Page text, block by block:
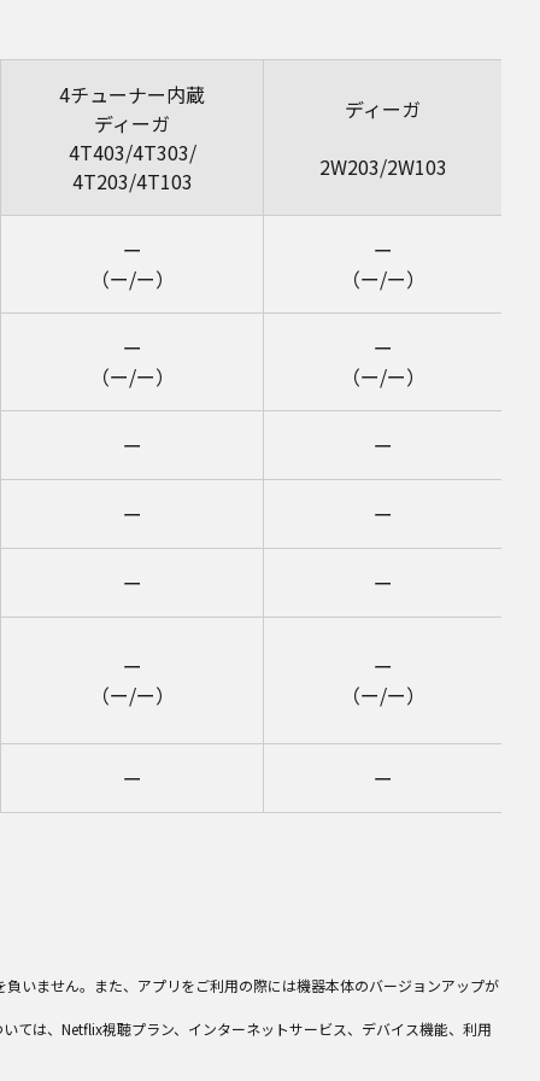
4チューナー内蔵
ディーガ
4T403/4T303/
4T203/4T103
ディーガ
2W203/2W103
ー
（ー/ー）
ー
（ー/ー）
ー
（ー/ー）
ー
（ー/ー）
ー ー
ー ー
ー ー
ー
（ー/ー）
ー
（ー/ー）
ー ー
いません。また、アプリをご利用の際には機器本体のバージョンアップが
ては、Netflix視聴プラン、インターネットサービス、デバイス機能、利用